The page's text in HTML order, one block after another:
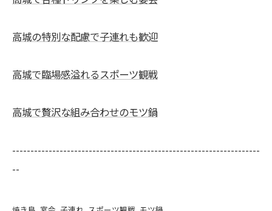
高城の特別な配慮で子連れも歓迎
高城で臨場感溢れるスポーツ観戦
高城で贅沢な組み合わせのモツ鍋
--------------------------------------------------------------------
--